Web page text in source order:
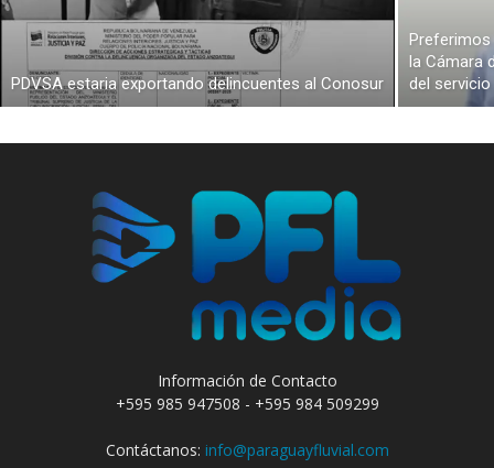
PDVSA estaria exportando delincuentes al Conosur
Preferimos
la Cámara
del
Información de Contacto
+595 985 947508 - +595 984 509299
Contáctanos: info@paraguayfluvial.com